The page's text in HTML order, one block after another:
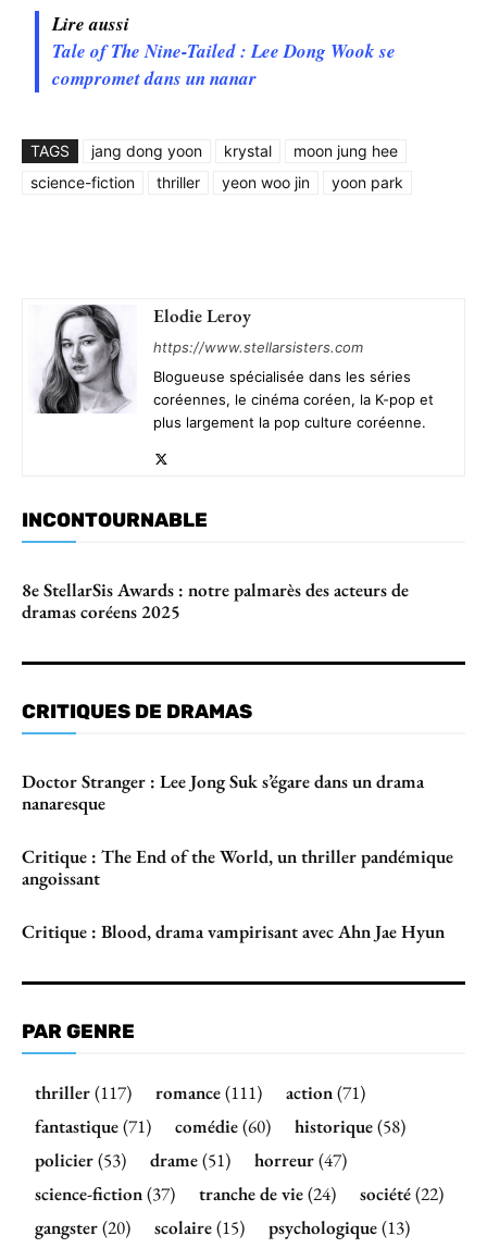
Lire aussi
Tale of The Nine-Tailed : Lee Dong Wook se
compromet dans un nanar
TAGS jang dong yoon krystal
moon jung hee
science-fiction
thriller yeon woo jin yoon park
Elodie Leroy
https://www.stellarsisters.com
Blogueuse spécialisée dans les séries
coréennes, le cinéma coréen, la K-pop et
plus largement la pop culture coréenne.
INCONTOURNABLE
8e StellarSis Awards : notre palmarès des acteurs de
dramas coréens 2025
CRITIQUES DE DRAMAS
Doctor Stranger : Lee Jong Suk s’égare dans un drama
nanaresque
Critique : The End of the World, un thriller pandémique
angoissant
Critique : Blood, drama vampirisant avec Ahn Jae Hyun
PAR GENRE
thriller(117) romance(111) action(71)
fantastique(71) comédie(60) historique(58)
policier(53) drame(51) horreur(47)
science-fiction(37) tranche de vie(24) société(22)
gangster(20) scolaire(15) psychologique(13)